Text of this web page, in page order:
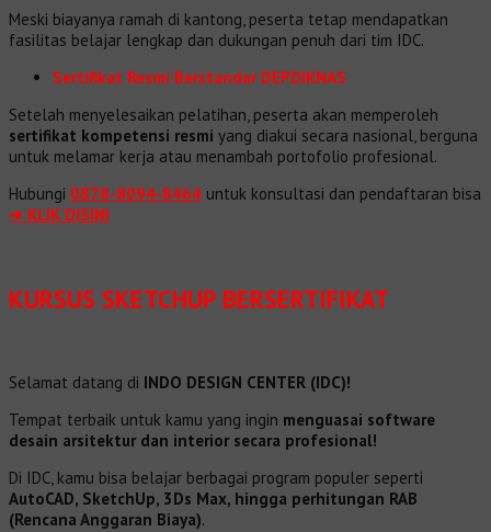
Meski biayanya ramah di kantong, peserta tetap mendapatkan
fasilitas belajar lengkap dan dukungan penuh dari tim IDC.
Sertifikat Resmi Berstandar DEPDIKNAS
Setelah menyelesaikan pelatihan, peserta akan memperoleh
sertifikat kompetensi resmi yang diakui secara nasional, berguna
untuk melamar kerja atau menambah portofolio profesional.
Hubungi 0878-8094-8464 untuk konsultasi dan pendaftaran bisa
➔ KLIK DISINI
KURSUS SKETCHUP BERSERTIFIKAT
Selamat datang di INDO DESIGN CENTER (IDC)!
Tempat terbaik untuk kamu yang ingin menguasai software
desain arsitektur dan interior secara profesional!
Di IDC, kamu bisa belajar berbagai program populer seperti
AutoCAD, SketchUp, 3Ds Max, hingga perhitungan RAB
(Rencana Anggaran Biaya).